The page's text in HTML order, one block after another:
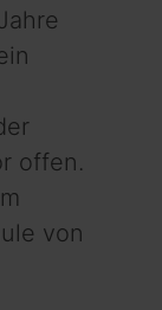
offen.
von